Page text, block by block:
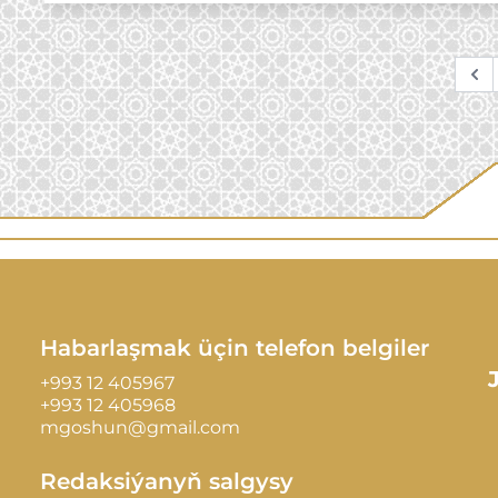
Habarlaşmak üçin telefon belgiler
+993 12 405967
+993 12 405968
mgoshun@gmail.com
Redaksiýanyň salgysy